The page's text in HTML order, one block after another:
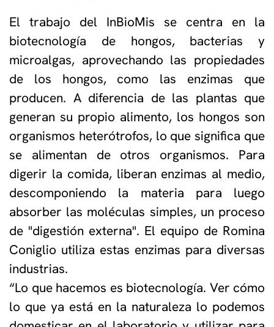
El trabajo del InBioMis se centra en la
biotecnología de hongos, bacterias y
microalgas, aprovechando las propiedades
de los hongos, como las enzimas que
producen. A diferencia de las plantas que
generan su propio alimento, los hongos son
organismos heterótrofos, lo que significa que
se alimentan de otros organismos. Para
digerir la comida, liberan enzimas al medio,
descomponiendo la materia para luego
absorber las moléculas simples, un proceso
de "digestión externa". El equipo de Romina
Coniglio utiliza estas enzimas para diversas
industrias.
“Lo que hacemos es biotecnología. Ver cómo
lo que ya está en la naturaleza lo podemos